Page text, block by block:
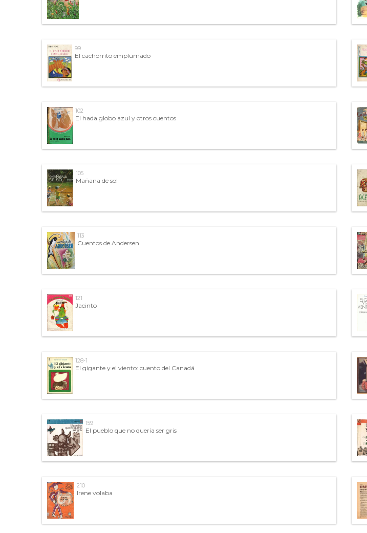
99
El cachorrito emplumado
102
El hada globo azul y otros cuentos
105
Mañana de sol
113
Cuentos de Andersen
121
Jacinto
128-1
El gigante y el viento: cuento del Canadá
159
El pueblo que no quería ser gris
210
Irene volaba